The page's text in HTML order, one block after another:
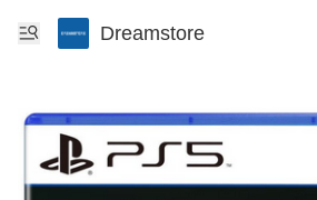
Dreamstore